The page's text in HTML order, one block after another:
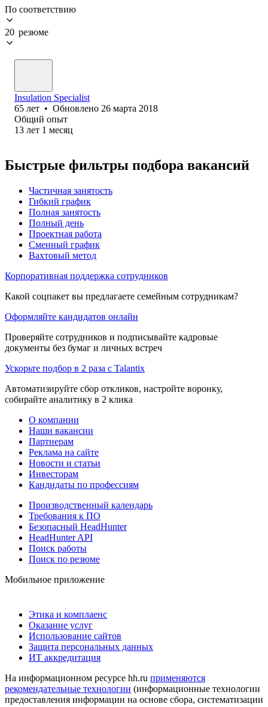
По соответствию
20 резюме
Insulation Specialist
65 лет • Обновлено 26 марта 2018
Общий опыт
13 лет 1 месяц
Быстрые фильтры подбора вакансий
Частичная занятость
Гибкий график
Полная занятость
Полный день
Проектная работа
Сменный график
Вахтовый метод
Корпоративная поддержка сотрудников
Какой соцпакет вы предлагаете семейным сотрудникам?
Оформляйте кандидатов онлайн
Проверяйте сотрудников и подписывайте кадровые
документы без бумаг и личных встреч
Ускорьте подбор в 2 раза с Talantix
Автоматизируйте сбор откликов, настройте воронку,
собирайте аналитику в 2 клика
О компании
Наши вакансии
Партнерам
Реклама на сайте
Новости и статьи
Инвесторам
Кандидаты по профессиям
Производственный календарь
Требования к ПО
Безопасный HeadHunter
HeadHunter API
Поиск работы
Поиск по резюме
Мобильное приложение
Этика и комплаенс
Оказание услуг
Использование сайтов
Защита персональных данных
ИТ аккредитация
На информационном ресурсе hh.ru применяются
рекомендательные технологии (информационные технологии
предоставления информации на основе сбора, систематизации